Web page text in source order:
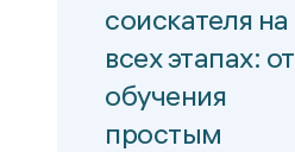
соискателя на
всех этапах: от
обучения
простым